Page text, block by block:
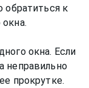
обратиться к
окна. Если
неправильно
прокрутке.